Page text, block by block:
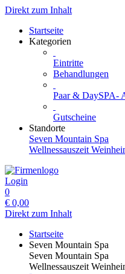
Direkt zum Inhalt
Startseite
Kategorien
Eintritte
Behandlungen
Paar & DaySPA-
Gutscheine
Standorte
Seven Mountain Spa
Wellnessauszeit
Login
0
€ 0,00
Direkt zum Inhalt
Startseite
Seven Mountain Spa
Seven Mountain Spa
Wellnessauszeit